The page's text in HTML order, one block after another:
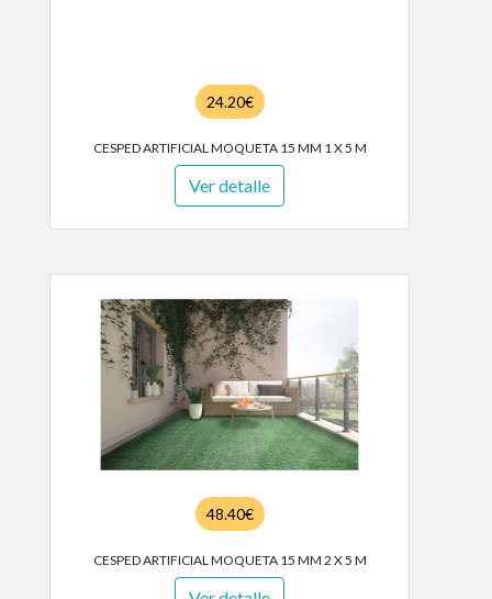
24.20€
CESPED ARTIFICIAL MOQUETA 15 MM 1 X 5 M
Ver detalle
48.40€
CESPED ARTIFICIAL MOQUETA 15 MM 2 X 5 M